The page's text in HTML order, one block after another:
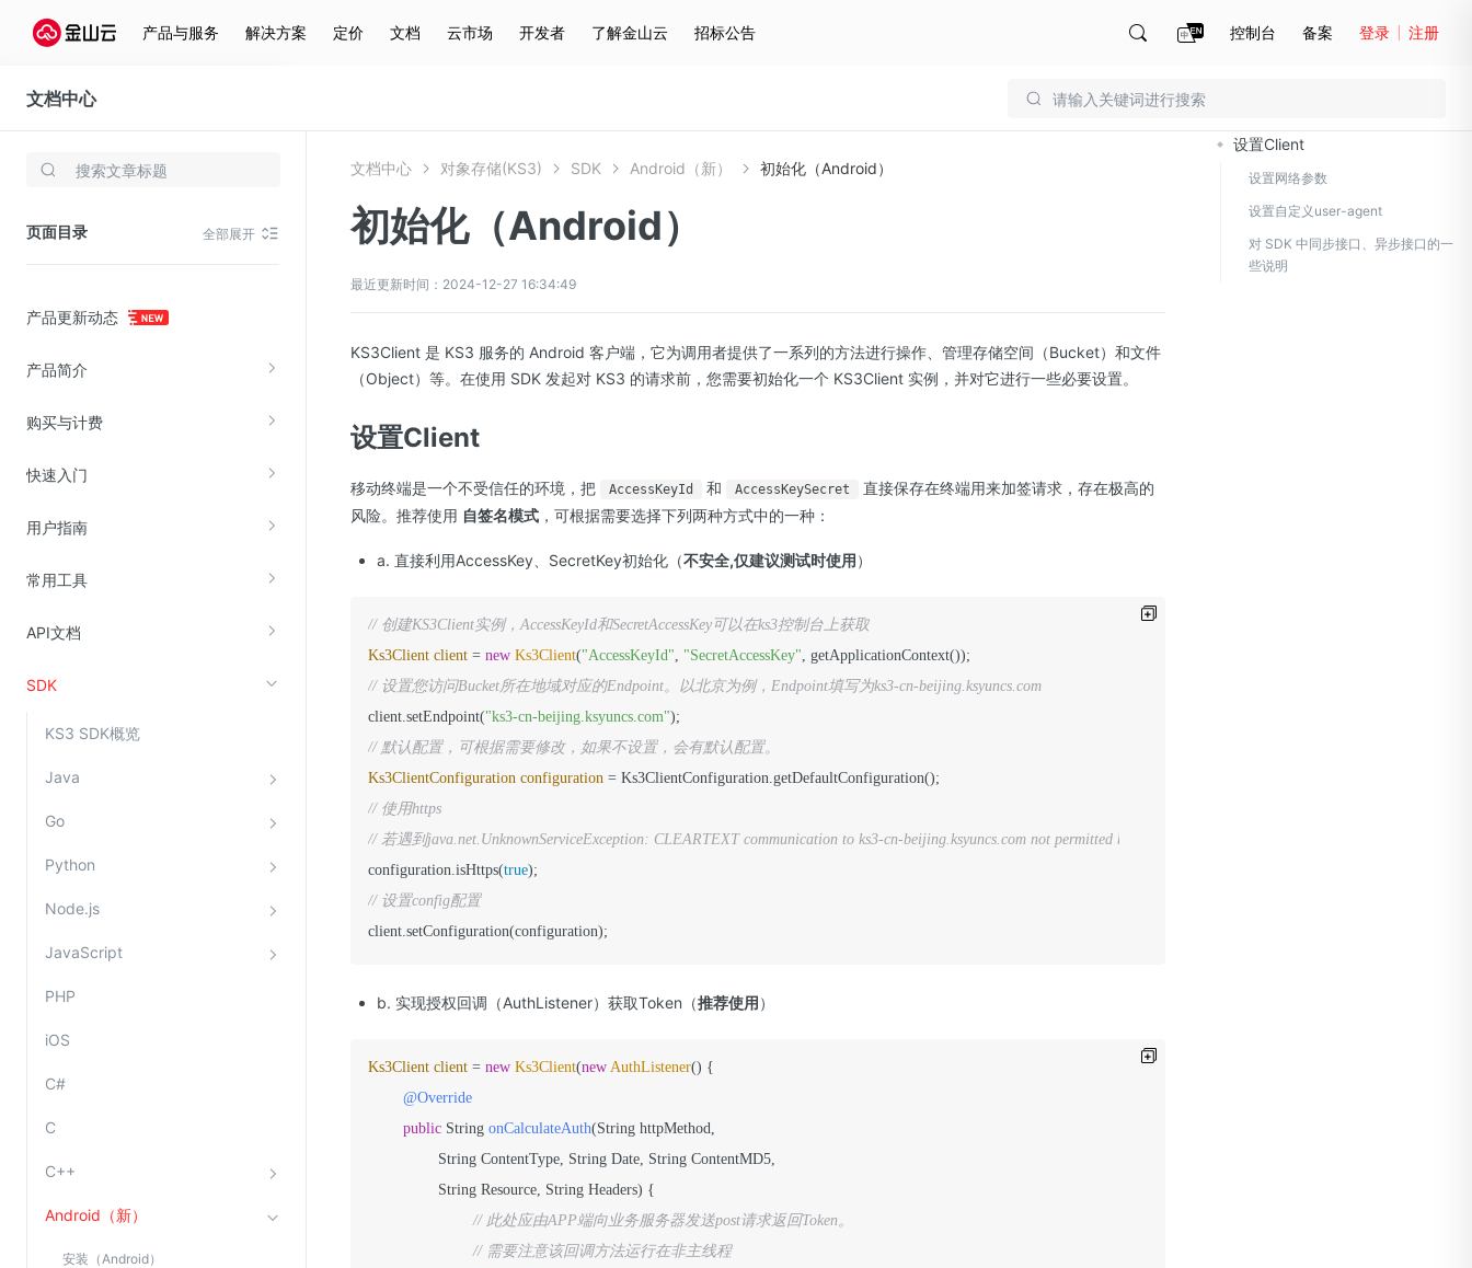
产品与服务 解决方案 定价 文档 云市场 开发者 了解金山云 招标公告 控制台 备案 登录 注册
文档中心
对象存储(KS3)
页面目录 全部展开
产品更新动态
产品简介
购买与计费
快速入门
用户指南
常用工具
API文档
SDK
KS3 SDK概览
Java
Go
Python
Node.js
JavaScript
PHP
iOS
C#
C
C++
Android（新）
安装（Android）
存储与云分发
云硬盘(EBS)
在线迁移服务
视频云服务
云直播(KLS)
边缘节点计算
金山云云防火墙
大模型应用防火墙
高防IP(KAD)
DDoS原生高防
SSL证书管理
云安全中心
合规性
资质认证
欧盟数据保护条例（GDPR）
文档中心 对象存储(KS3) SDK Android（新） 初始化（Android）
初始化（Android）
最近更新时间：2024-12-27 16:34:49
KS3Client 是 KS3 服务的 Android 客户端，它为调用者提供了一系列的方法进行操作、管理存储空间（Bucket）和文件
（Object）等。在使用 SDK 发起对 KS3 的请求前，您需要初始化一个 KS3Client 实例，并对它进行一些必要设置。
设置Client
移动终端是一个不受信任的环境，把 AccessKeyId 和 AccessKeySecret
直接保存在终端用来加签请求，存在极高的
风险。推荐使用 自签名模式 ，可根据需要选择下列两种方式中的一种：
a. 直接利用AccessKey、SecretKey初始化（不安全,仅建议测试时使用）
// 创建KS3Client实例，AccessKeyId和SecretAccessKey可以在ks3控制台上获取
Ks3Client client = new Ks3Client("AccessKeyId", "SecretAccessKey"
// 设置您访问Bucket所在地域对应的Endpoint。以北京为例，Endpoint填写为ks3-cn-beijing.ksyuncs.com
client.setEndpoint("ks3-cn-beijing.ksyuncs.com"
// 默认配置，可根据需要修改，如果不设置，会有默认配置。
Ks3ClientConfiguration configuration =
// 使用https
// 若遇到java.net.UnknownServiceException: CLEARTEXT communication to ks3-cn-beijing.ksyuncs.com not permitted by network security policy错误，可通过设置该配置解
configuration.isHttps(true
// 设置config配置
client.setConfiguration(configuration);
b. 实现授权回调（AuthListener）获取Token（推荐使用）
Ks3Client client = new Ks3Client(new AuthListener() {
@Override
public String onCalculateAuth(String httpMethod,
		String Resource, String Headers)
{
// 此处应由APP端向业务服务器发送post请求返回Token。
// 需要注意该回调方法运行在非主线程
设置Client
设置网络参数
设置自定义user-agent
对 SDK 中同步接口、异步接口的一
些说明